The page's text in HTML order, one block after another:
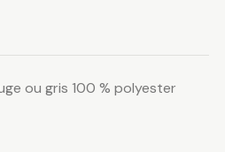
ou gris 100 % polyester